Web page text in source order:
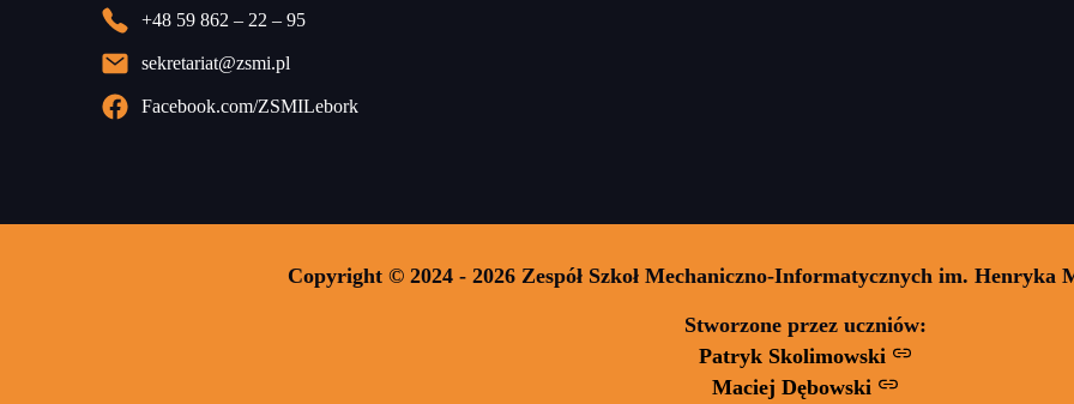
+48 59 862 – 22 – 95
sekretariat@zsmi.pl
Facebook.com/ZSMILebork
Copyright © 2024 - 2026 Zespół Szkoł Mechaniczno-Informatycznych im. Henryka
Stworzone przez uczniów:
Patryk Skolimowski
Maciej Dębowski